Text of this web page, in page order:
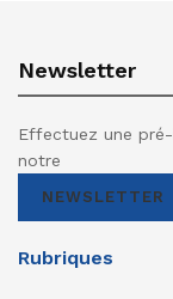
Newsletter
Effectuez une
notre
NEWSLETTER
Rubriques